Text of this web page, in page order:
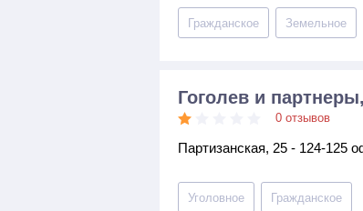
Гражданское Земельное
Гоголев и
0 отзывов
Партизанская, 25 - 124-125
Уголовное Гражданское